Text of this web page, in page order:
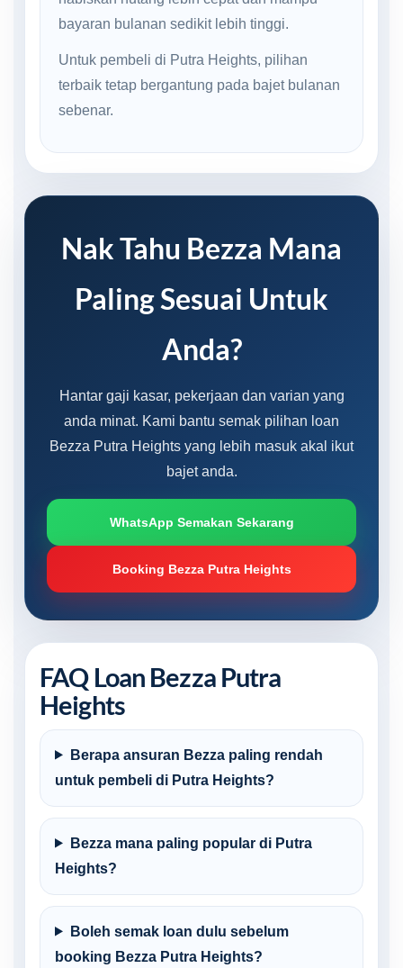
bayaran bulanan sedikit lebih tinggi.
Untuk pembeli di Putra Heights, pilihan
terbaik tetap bergantung pada bajet bulanan
sebenar.
Nak Tahu Bezza Mana
Paling Sesuai Untuk
Anda?
Hantar gaji kasar, pekerjaan dan varian yang
anda minat. Kami bantu semak pilihan loan
Bezza Putra Heights yang lebih masuk akal ikut
bajet anda.
WhatsApp Semakan Sekarang
Booking Bezza Putra Heights
FAQ Loan Bezza Putra
Heights
Berapa ansuran Bezza paling rendah
untuk pembeli di Putra Heights?
Bezza mana paling popular di Putra
Heights?
Boleh semak loan dulu sebelum
booking Bezza Putra Heights?